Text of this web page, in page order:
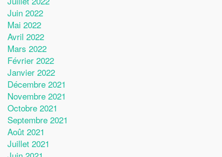
Juin 2022
Mai 2022
Avril 2022
Mars 2022
Février 2022
Janvier 2022
Décembre 2021
Novembre 2021
Octobre 2021
Septembre 2021
Août 2021
Juillet 2021